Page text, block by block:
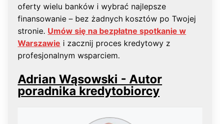
oferty wielu banków i wybrać najlepsze
finansowanie – bez żadnych kosztów po Twojej
stronie. Umów się na bezpłatne spotkanie w
Warszawie i zacznij proces kredytowy z
profesjonalnym wsparciem.
Adrian Wąsowski - Autor
poradnika kredytobiorcy